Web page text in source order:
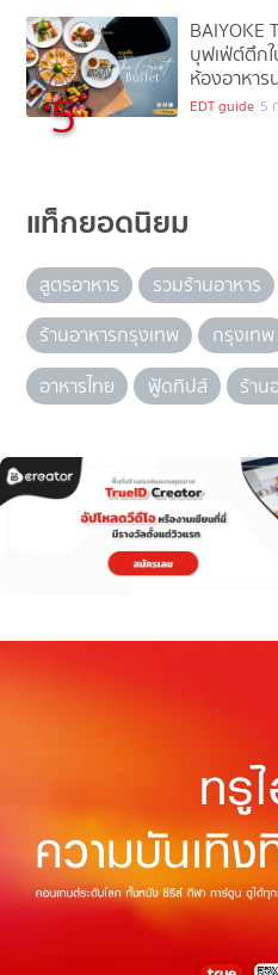
5
BAIYOKE
บุฟเฟ่ต์ตึก
ห้องอาหาร
EDT guide 5
แท็กยอดนิยม
สูตรอาหาร รวมร้านอาหาร
ร้านอาหารกรุงเทพ
กรุงเทพ
อาหารไทย
ฟู้ดทิปส์ ร้าน